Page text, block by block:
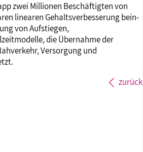
zwei Millionen Beschäftigten von
linearen Gehaltsverbesserung bein-
von Aufstiegen,
die Übernahme der
Versorgung und
zurück